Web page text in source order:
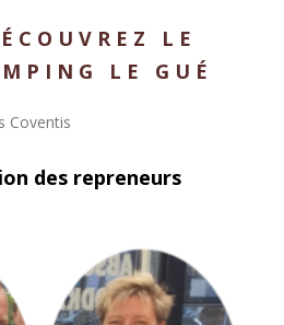
LE
LE GUÉ
Coventis
des repreneurs